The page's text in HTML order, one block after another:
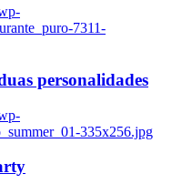
7311-
personalidades
335x256.jpg